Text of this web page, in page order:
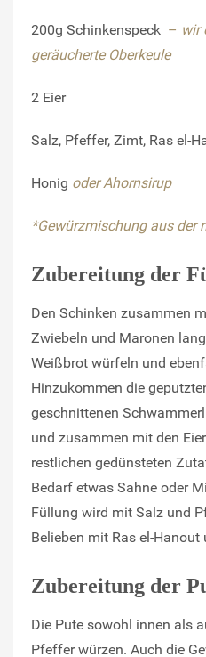
200g Schinkenspeck – wir
geräucherte Oberkeule
2 Eier
Salz, Pfeffer, Zimt, Ras el-
Honig oder Ahornsirup
*Gewürzmischung aus der
Zubereitung der
Den Schinken zusammen
Zwiebeln und Maronen
Weißbrot würfeln und
Hinzukommen die
geschnittenen
und zusammen mit den
restlichen gedünsteten
Bedarf etwas Sahne oder
Füllung wird mit Salz und
Belieben mit Ras el-
Zubereitung der
Die Pute sowohl innen als
Pfeffer würzen. Auch die